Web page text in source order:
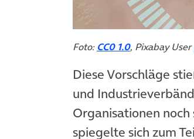
Foto: CC0 1.0, Pixabay User
Diese Vorschläge
und
Organisationen
spiegelte sich zum